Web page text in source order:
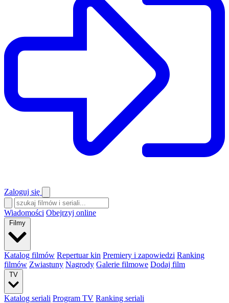
Zaloguj się
Wiadomości Obejrzyj online
Filmy
Katalog filmów Repertuar kin Premiery i zapowiedzi Ranking
filmów Zwiastuny Nagrody Galerie filmowe Dodaj film
TV
Katalog seriali Program TV Ranking seriali